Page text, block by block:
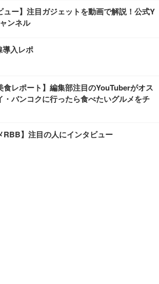
ュー】注目ガジェットを動画で解説！公式Y
ンネル
導入レポ
食レポート】編集部注目のYouTuberがオス
・バンコクに行ったら食べたいグルメをチ
RBB】注目の人にインタビュー